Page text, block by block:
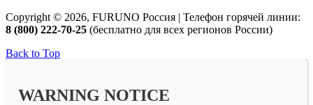
Copyright © 2026, FURUNO Россия | Телефон горячей линии:
8 (800) 222-70-25 (бесплатно для всех регионов России)
Back to Top
WARNING NOTICE